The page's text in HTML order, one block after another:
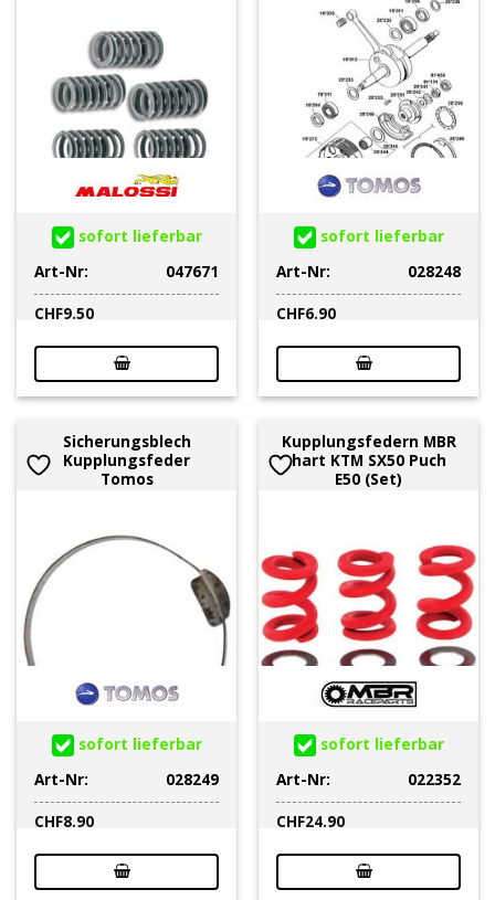
sofort lieferbar
Art-Nr:
047671
CHF9.50
sofort lieferbar
Art-Nr:
028248
CHF6.90
Sicherungsblech
Kupplungsfeder
Tomos
sofort lieferbar
Art-Nr:
028249
CHF8.90
Kupplungsfedern MBR
hart KTM SX50 Puch
E50 (Set)
sofort lieferbar
Art-Nr:
022352
CHF24.90